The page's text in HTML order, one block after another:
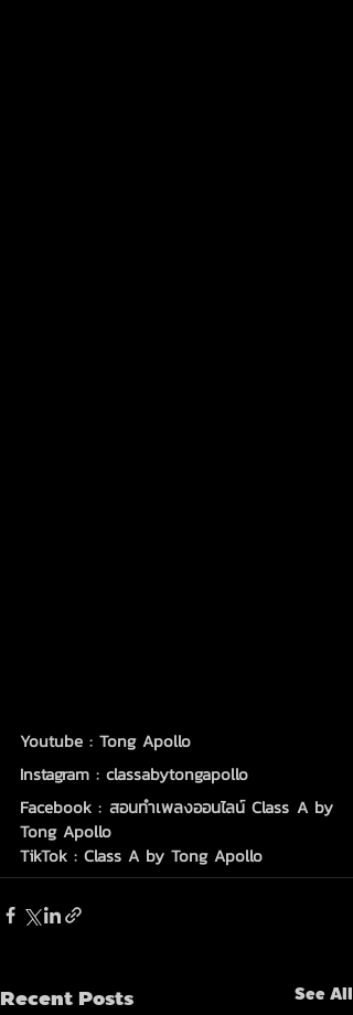
Youtube : Tong Apollo
Instagram : classabytongapollo
Facebook : สอนทำเพลงออนไลน์ Class A by
Tong Apollo
TikTok : Class A by Tong Apollo
Recent Posts See All